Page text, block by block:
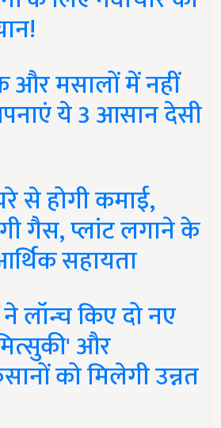
और मसालों में नहीं
ये 3 आसान देसी
से होगी कमाई,
गैस, प्लांट लगाने के
सहायता
लॉन्च किए दो नए
और
को मिलेगी उन्नत